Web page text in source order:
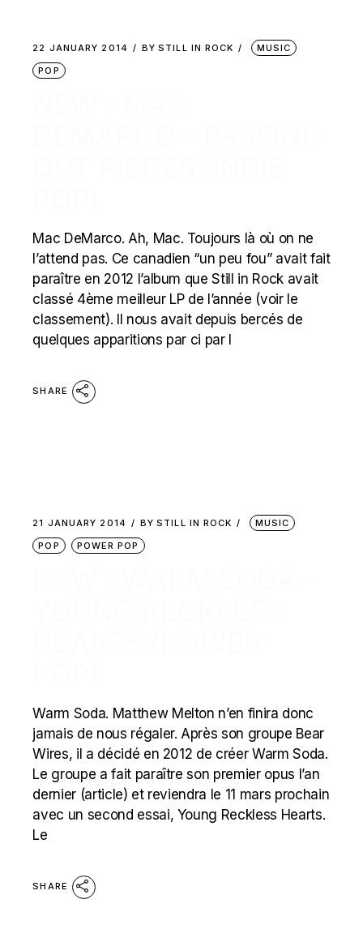
22 JANUARY 2014 BY STILL IN ROCK
MUSIC
POP
Mac DeMarco. Ah, Mac. Toujours là où on ne
l’attend pas. Ce canadien “un peu fou” avait fait
paraître en 2012 l’album que Still in Rock avait
classé 4ème meilleur LP de l’année (voir le
classement). Il nous avait depuis bercés de
quelques apparitions par ci par l
SHARE
21 JANUARY 2014 BY STILL IN ROCK
MUSIC
POP
POWER POP
Warm Soda. Matthew Melton n’en finira donc
jamais de nous régaler. Après son groupe Bear
Wires, il a décidé en 2012 de créer Warm Soda.
Le groupe a fait paraître son premier opus l’an
dernier (article) et reviendra le 11 mars prochain
avec un second essai, Young Reckless Hearts.
Le
SHARE